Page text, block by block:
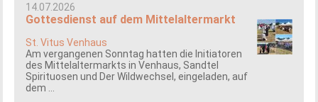
14.07.2026
Gottesdienst auf dem Mittelaltermarkt
St. Vitus Venhaus
Am vergangenen Sonntag hatten die Initiatoren
des Mittelaltermarkts in Venhaus, Sandtel
Spirituosen und Der Wildwechsel, eingeladen, auf
dem ...